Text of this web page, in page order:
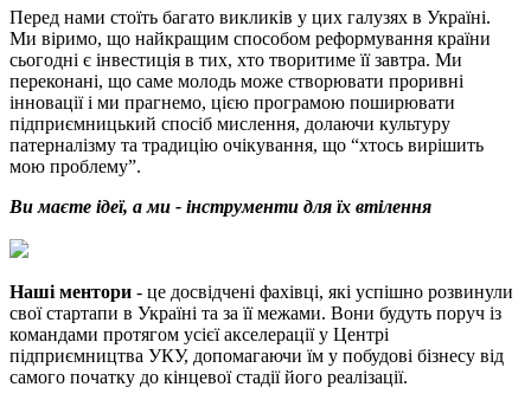
Перед нами стоїть багато викликів у цих галузях в Україні.
Ми віримо, що найкращим способом реформування країни
сьогодні є інвестиція в тих, хто творитиме її завтра. Ми
переконані, що саме молодь може створювати проривні
інновації і ми прагнемо, цією програмою поширювати
підприємницький спосіб мислення, долаючи культуру
патерналізму та традицію очікування, що “хтось вирішить
мою проблему”.
Ви маєте ідеї, а ми - інструменти для їх втілення
Наші ментори - це досвідчені фахівці, які успішно розвинули
свої стартапи в Україні та за її межами. Вони будуть поруч із
командами протягом усієї акселерації у Центрі
підприємництва УКУ, допомагаючи їм у побудові бізнесу від
самого початку до кінцевої стадії його реалізації.